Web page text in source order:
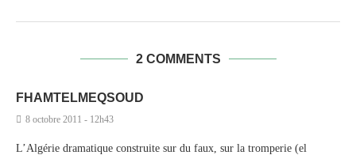
2 COMMENTS
FHAMTELMEQSOUD
8 octobre 2011 - 12h43
L’Algérie dramatique construite sur du faux, sur la tromperie (el